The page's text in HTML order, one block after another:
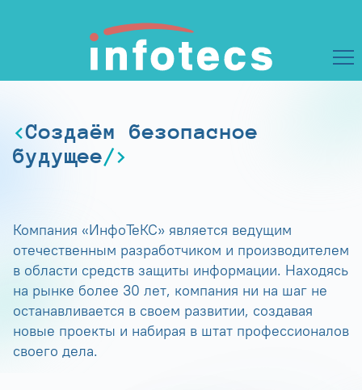
Создаём безопасное
будущее
Компания «ИнфоТеКС» является ведущим
отечественным разработчиком и производителем
в области средств защиты информации. Находясь
на рынке более 30 лет, компания ни на шаг не
останавливается в своем развитии, создавая
новые проекты и набирая в штат профессионалов
своего дела.